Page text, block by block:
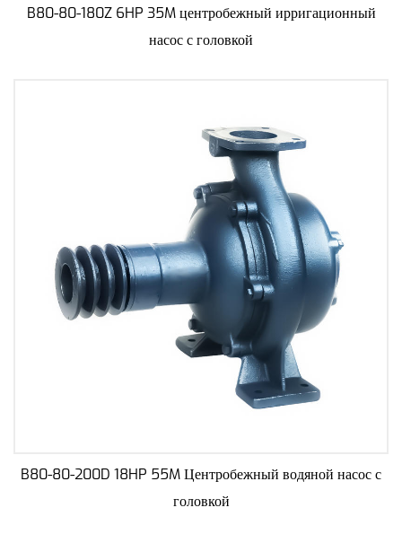
B80-80-180Z 6HP 35M центробежный ирригационный
насос с головкой
B80-80-200D 18HP 55M Центробежный водяной насос с
головкой